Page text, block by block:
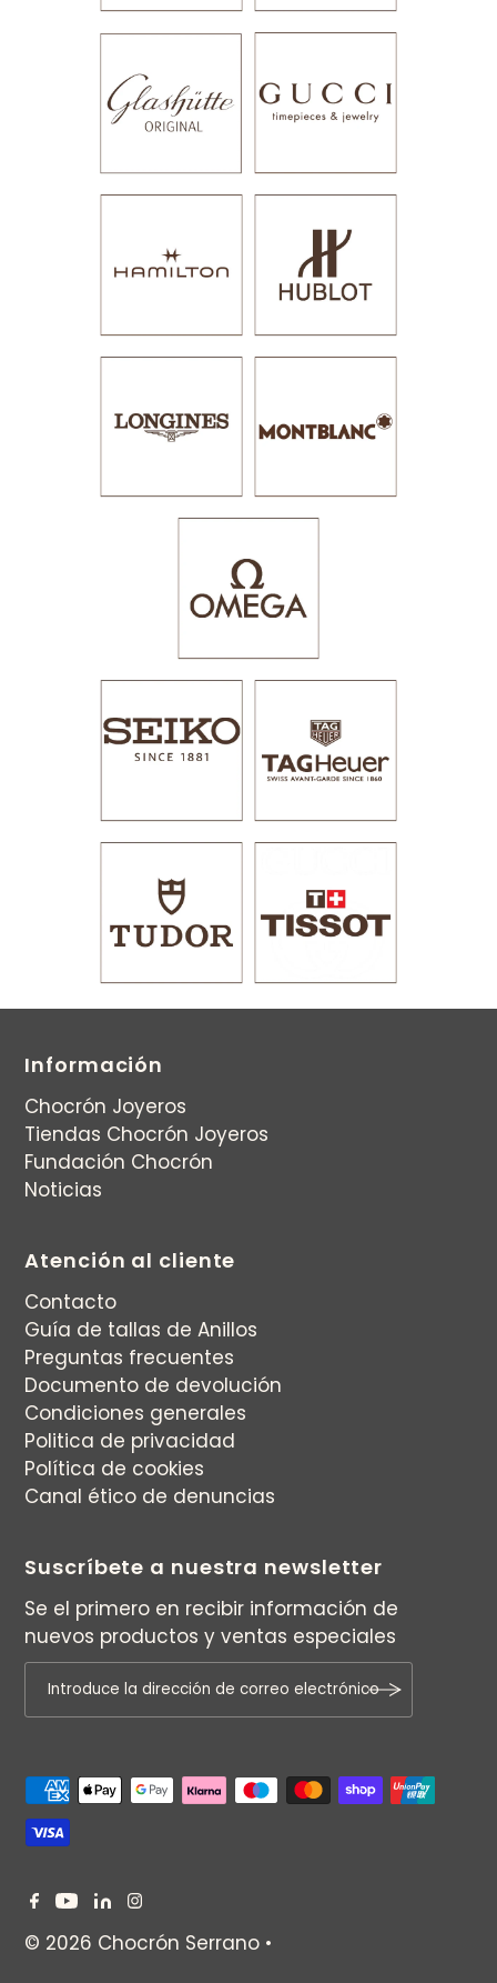
Información
Chocrón Joyeros
Tiendas Chocrón Joyeros
Fundación Chocrón
Noticias
Atención al cliente
Contacto
Guía de tallas de Anillos
Preguntas frecuentes
Documento de devolución
Condiciones generales
Politica de privacidad
Política de cookies
Canal ético de denuncias
Suscríbete a nuestra newsletter
Se el primero en recibir información de
nuevos productos y ventas especiales
© 2026 Chocrón Serrano •